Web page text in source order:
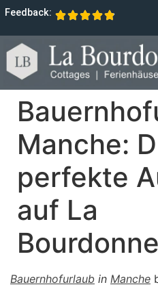
Feedback:
Manche:
perfekte
auf La
Bauernhofurlaub in Manche